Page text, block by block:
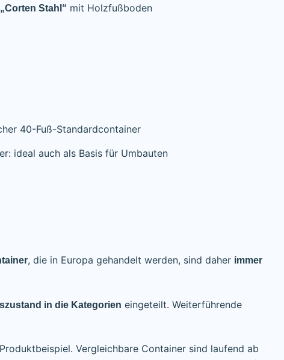
Stahl“ mit Holzfußboden
40-Fuß-Standardcontainer
ideal auch als Basis für Umbauten
, die in Europa gehandelt werden, sind daher immer
in die Kategorien eingeteilt. Weiterführende
Vergleichbare Container sind laufend ab